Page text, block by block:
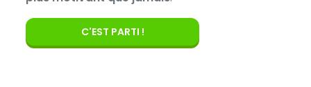
C'EST PARTI !